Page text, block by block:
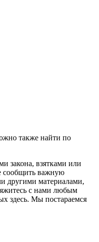
также найти по
закона, взятками или
сообщить важную
другими материалами,
с нами любым
здесь. Мы постараемся